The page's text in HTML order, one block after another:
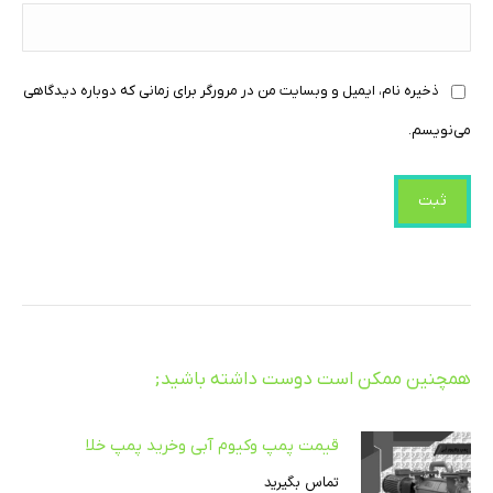
ذخیره نام، ایمیل و وبسایت من در مرورگر برای زمانی که دوباره دیدگاهی
می‌نویسم.
همچنین ممکن است دوست داشته باشید;
قیمت پمپ وکیوم آبی وخرید پمپ خلا
تماس بگیرید